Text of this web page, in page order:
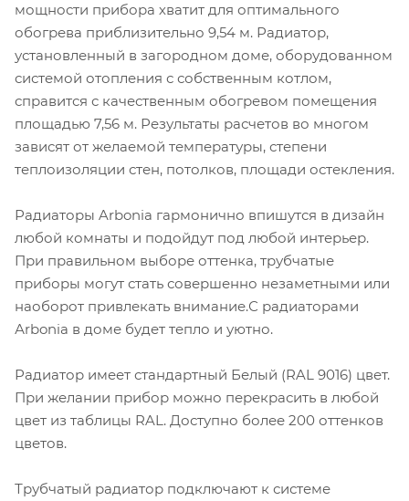
мощности прибора хватит для оптимального
обогрева приблизительно 9,54 м. Радиатор,
установленный в загородном доме, оборудованном
системой отопления с собственным котлом,
справится с качественным обогревом помещения
площадью 7,56 м. Результаты расчетов во многом
зависят от желаемой температуры, степени
теплоизоляции стен, потолков, площади остекления.
Радиаторы Arbonia гармонично впишутся в дизайн
любой комнаты и подойдут под любой интерьер.
При правильном выборе оттенка, трубчатые
приборы могут стать совершенно незаметными или
наоборот привлекать внимание.С радиаторами
Аrbonia в доме будет тепло и уютно.
Радиатор имеет стандартный Белый (RAL 9016) цвет.
При желании прибор можно перекрасить в любой
цвет из таблицы RAL. Доступно более 200 оттенков
цветов.
Трубчатый радиатор подключают к системе